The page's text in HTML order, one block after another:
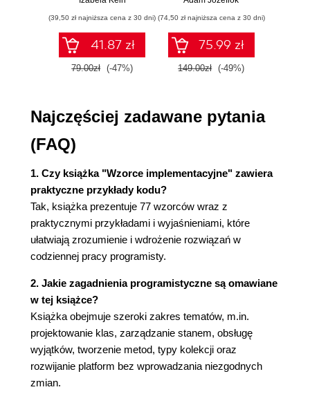
Klasa abstrakcyjna (39)
Interfejs wersjonowany (40)
Obiekt wartościowy (41)
Specjalizacja (43)
Klasa wewnętrzna (47)
Konstrukcja warunkowa (48)
Selektor dołączany (52)
Anonimowa klasa wewnętrzna (53)
Klasa biblioteczna (53)
Wniosek (54)
Rozdział 6. Stan (55)
Dostęp (57)
Dostęp bezpośredni (58)
Dostęp pośredni (59)
Wspólny stan (60)
Stan zmienny (60)
Stan zewnętrzny (62)
Zmienna (62)
(39,50 zł najniższa cena z 30 dni)
41.87 zł
79.00zł (-47%)
(74,50 zł najniższa cena z 30 dni)
75.99 zł
149.00zł (-49%)
Najczęściej zadawane pytania
(FAQ)
1. Czy książka "Wzorce implementacyjne" zawiera
praktyczne przykłady kodu?
Tak, książka prezentuje 77 wzorców wraz z
praktycznymi przykładami i wyjaśnieniami, które
ułatwiają zrozumienie i wdrożenie rozwiązań w
codziennej pracy programisty.
2. Jakie zagadnienia programistyczne są omawiane
w tej książce?
Książka obejmuje szeroki zakres tematów, m.in.
projektowanie klas, zarządzanie stanem, obsługę
wyjątków, tworzenie metod, typy kolekcji oraz
rozwijanie platform bez wprowadzania niezgodnych
zmian.